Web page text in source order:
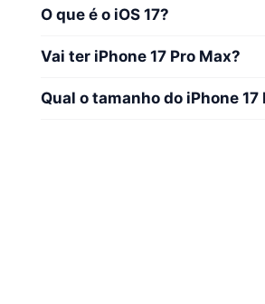
O que é o iOS 17?
Vai ter iPhone 17 Pro Max?
Qual o tamanho do iPhone 17